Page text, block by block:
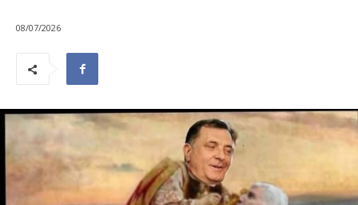
08/07/2026